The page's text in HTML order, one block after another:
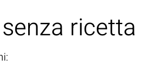
ricetta